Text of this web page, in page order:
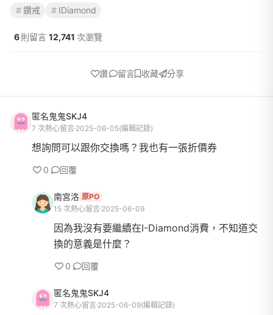
鑽戒 IDiamond
6 則留言 12,741 次瀏覽
讚 留言 收藏 分享
匿名鬼鬼SKJ4
7 次熱心留言 2025-06-05(編輯記錄)
想詢問可以跟你交換嗎？我也有一張折價券
0 回覆
南宮洛 原PO
15 次熱心留言 2025-06-09
因為我沒有要繼續在I-Diamond消費，不知道交
換的意義是什麼？
0 回覆
匿名鬼鬼SKJ4
7 次熱心留言 2025-06-09(編輯記錄)